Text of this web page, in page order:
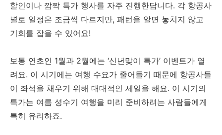
할인이나 깜짝 특가 행사를 자주 진행한답니다. 각 항공사
별로 일정은 조금씩 다르지만, 패턴을 알면 놓치지 않고
기회를 잡을 수 있어요!
보통 연초인 1월과 2월에는 ‘신년맞이 특가’ 이벤트가 열
려요. 이 시기에는 여행 수요가 줄어들기 때문에 항공사들
이 좌석을 채우기 위해 대대적인 세일을 해요. 이 시기의
특가는 여름 성수기 여행을 미리 준비하려는 사람들에게
특히 유리하죠.